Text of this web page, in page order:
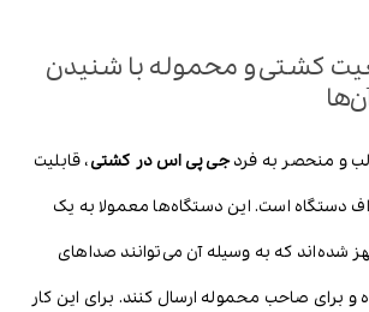
کشتی و محموله با شنیدن
و منحصر به فردجی پی اس در کشتی، قابلیت
دستگاه است. این دستگاه‌ها معمولا به یک
شده‌اند که به وسیله آن می‌توانند صداهای
و برای صاحب محموله ارسال کنند. برای این کار